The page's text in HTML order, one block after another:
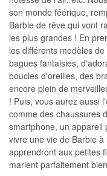
son monde féérique,
Barbie de rêve qui vont
les plus grandes ! En
les différents modèles
bagues fantaisies,
boucles d'oreilles, des
encore plein de
! Puis, vous aurez aussi
comme des chaussures
smartphone, un appareil
vivre une vie de Barbie
apprendront aux petites
marient parfaitement